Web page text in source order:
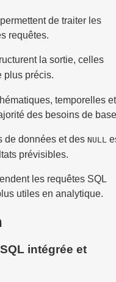
de traiter les
requêtes.
la sortie, celles
plus précis.
temporelles et
des besoins de
de données et des NULL
prévisibles.
les requêtes SQL
utiles en analytique.
intégrée et